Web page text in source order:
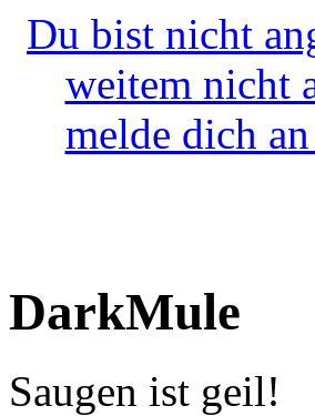
Du bist nicht
weitem nicht
melde dich
DarkMule
Saugen ist geil!